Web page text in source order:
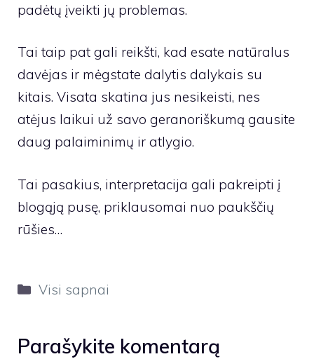
padėtų įveikti jų problemas.
Tai taip pat gali reikšti, kad esate natūralus
davėjas ir mėgstate dalytis dalykais su
kitais. Visata skatina jus nesikeisti, nes
atėjus laikui už savo geranoriškumą gausite
daug palaiminimų ir atlygio.
Tai pasakius, interpretacija gali pakreipti į
blogąją pusę, priklausomai nuo paukščių
rūšies…
Kategorijos
Visi sapnai
Parašykite komentarą